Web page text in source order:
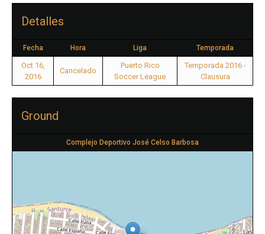
Detalles
Fecha Hora Liga Temporada
Oct 16,
2016
Cancelado
Puerto Rico
Soccer League
Temporada 2016 -
Clausura
Ground
Complejo Deportivo José Celso Barbosa